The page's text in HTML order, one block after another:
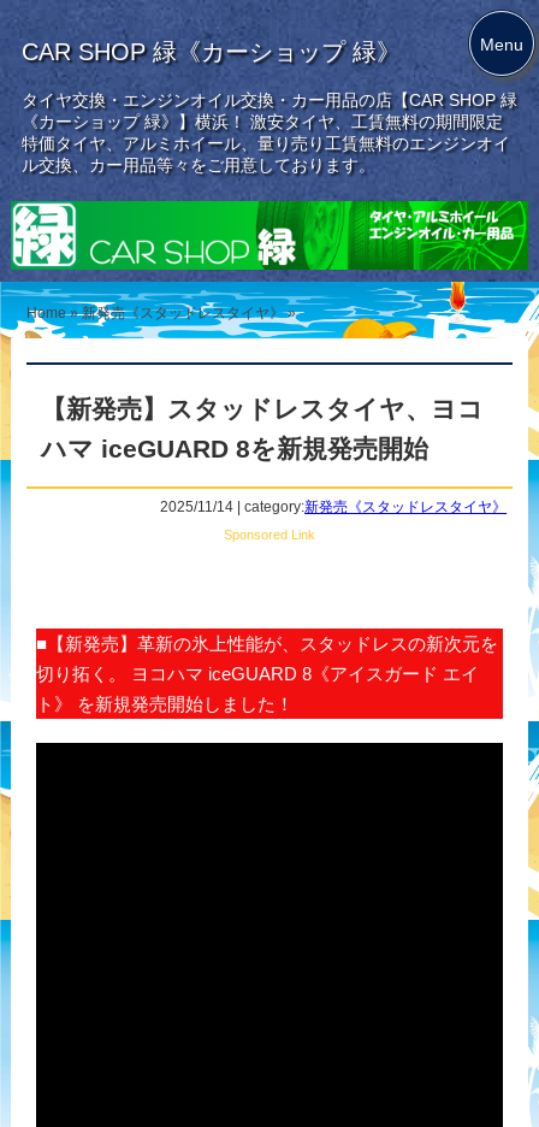
CAR SHOP 緑《カーショップ 緑》
タイヤ交換・エンジンオイル交換・カー用品の店【CAR SHOP 緑
《カーショップ 緑》】横浜！ 激安タイヤ、工賃無料の期間限定
特価タイヤ、アルミホイール、量り売り工賃無料のエンジンオイ
ル交換、カー用品等々をご用意しております。
Home »新発売《スタッドレスタイヤ》 »
【新発売】スタッドレスタイヤ、ヨコ
ハマ iceGUARD 8を新規発売開始
2025/11/14 | category:新発売《スタッドレスタイヤ》
Sponsored Link
■【新発売】革新の氷上性能が、スタッドレスの新次元を
切り拓く。 ヨコハマ iceGUARD 8《アイスガード エイ
ト》 を新規発売開始しました！
Menu